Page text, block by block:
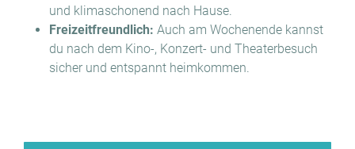
und klimaschonend nach Hause.
Freizeitfreundlich: Auch am Wochenende kannst
du nach dem Kino-, Konzert- und Theaterbesuch
sicher und entspannt heimkommen.